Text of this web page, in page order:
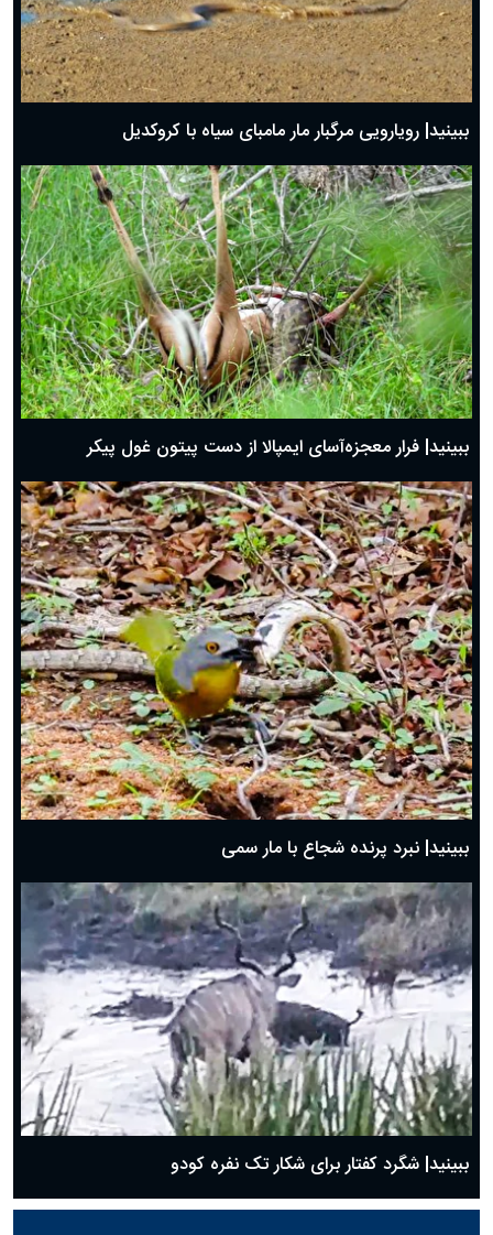
ببینید| رویارویی مرگبار مار مامبای سیاه با کروکدیل
ببینید| فرار معجزه‌آسای ایمپالا از دست پیتون غول پیکر
ببینید| نبرد پرنده شجاع با مار سمی
ببینید| شگرد کفتار برای شکار تک نفره کودو